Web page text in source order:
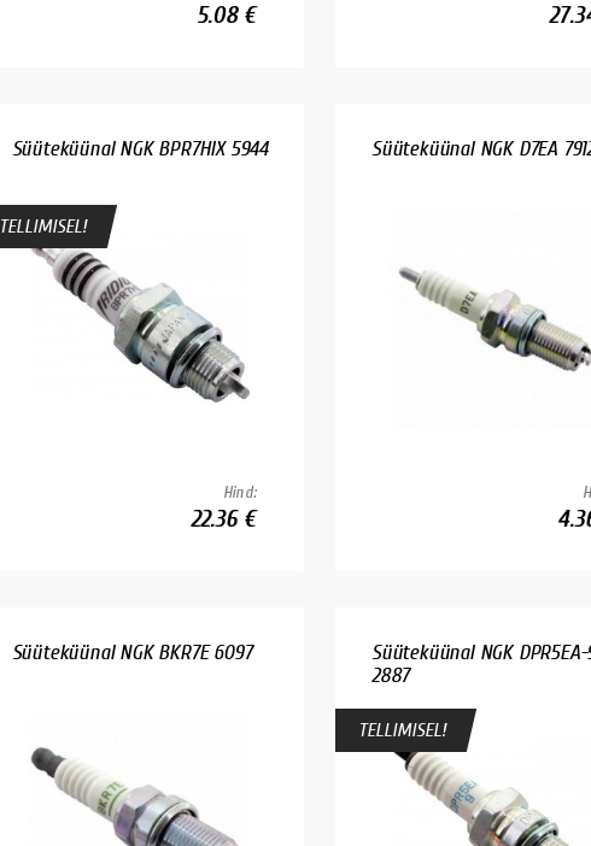
5.08 €
Süüteküünal NGK BPR7HIX 5944
TELLIMISEL!
Hind:
22.36 €
Süüteküünal NGK D7EA
Süüteküünal NGK BKR7E 6097
Süüteküünal NGK DPR5EA-
2887
TELLIMISEL!